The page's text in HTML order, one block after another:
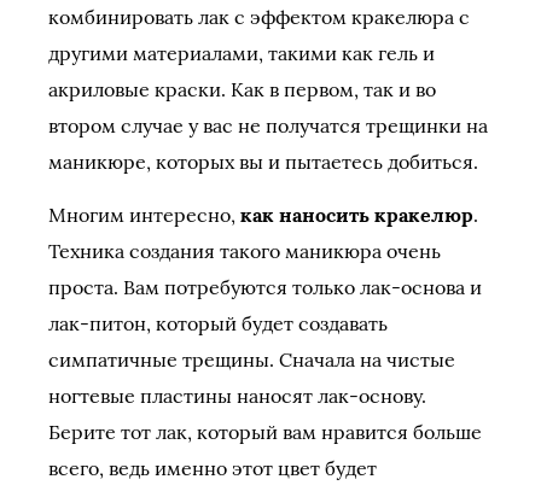
комбинировать лак с эффектом кракелюра с
другими материалами, такими как гель и
акриловые краски. Как в первом, так и во
втором случае у вас не получатся трещинки на
маникюре, которых вы и пытаетесь добиться.
Многим интересно, как наносить кракелюр.
Техника создания такого маникюра очень
проста. Вам потребуются только лак-основа и
лак-питон, который будет создавать
симпатичные трещины. Сначала на чистые
ногтевые пластины наносят лак-основу.
Берите тот лак, который вам нравится больше
всего, ведь именно этот цвет будет